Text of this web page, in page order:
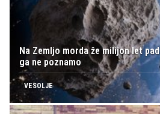
Na Zemljo morda že milijon let
ga ne poznamo
VESOLJE